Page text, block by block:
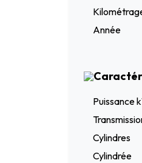
Année
Puissance
Cylindres
Cylindrée